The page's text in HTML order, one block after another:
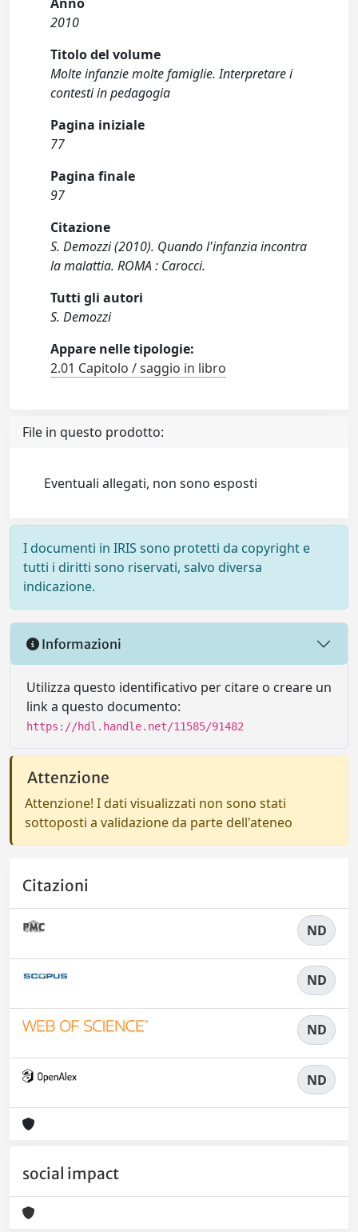
2010
Titolo del volume
Molte infanzie molte famiglie. Interpretare i
contesti in pedagogia
Pagina iniziale
77
Pagina finale
97
Citazione
S. Demozzi (2010). Quando l'infanzia incontra
la malattia. ROMA : Carocci.
Tutti gli autori
S. Demozzi
Appare nelle tipologie:
2.01 Capitolo / saggio in libro
File in questo prodotto:
Eventuali allegati, non sono esposti
I documenti in IRIS sono protetti da copyright e
tutti i diritti sono riservati, salvo diversa
indicazione.
Informazioni
Utilizza questo identificativo per citare o creare un
link a questo documento:
https://hdl.handle.net/11585/91482
Attenzione
Attenzione! I dati visualizzati non sono stati
sottoposti a validazione da parte dell'ateneo
Citazioni
ND
ND
ND
ND
social impact